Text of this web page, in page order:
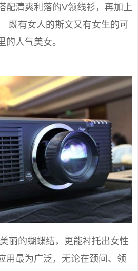
配清爽利落的V领线衫，再加上
既有女人的斯文又有女生的可
的人气美女。
丽的蝴蝶结，更能衬托出女性
用最为广泛，无论在颈间、领